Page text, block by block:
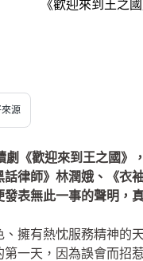
《歡迎來到王之
來源
劇《歡迎來到王之國》
話律師》林潤娥、《衣
表無此一事的聲明，
、擁有熱忱服務精神
第一天，因為誤會而招